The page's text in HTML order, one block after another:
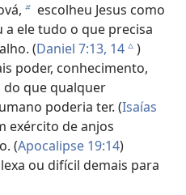
b escolheu Jesus como
a ele tudo o que precisa
(Daniel 7:13, 14c)
poder, conhecimento,
que qualquer
poderia ter. (Isaías
exército de anjos
(Apocalipse 19:14)
ou difícil demais para